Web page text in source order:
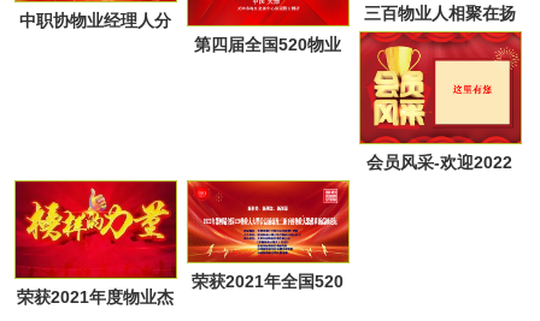
中职协物业经理人分
第四届全国520物业
三百物业人相聚在扬
州又一次共同点燃起
物业经理人分会的圣
火，开启了旅居养老
的融合新思路！
会员风采-欢迎2022
荣获2021年度物业杰
荣获2021年全国520